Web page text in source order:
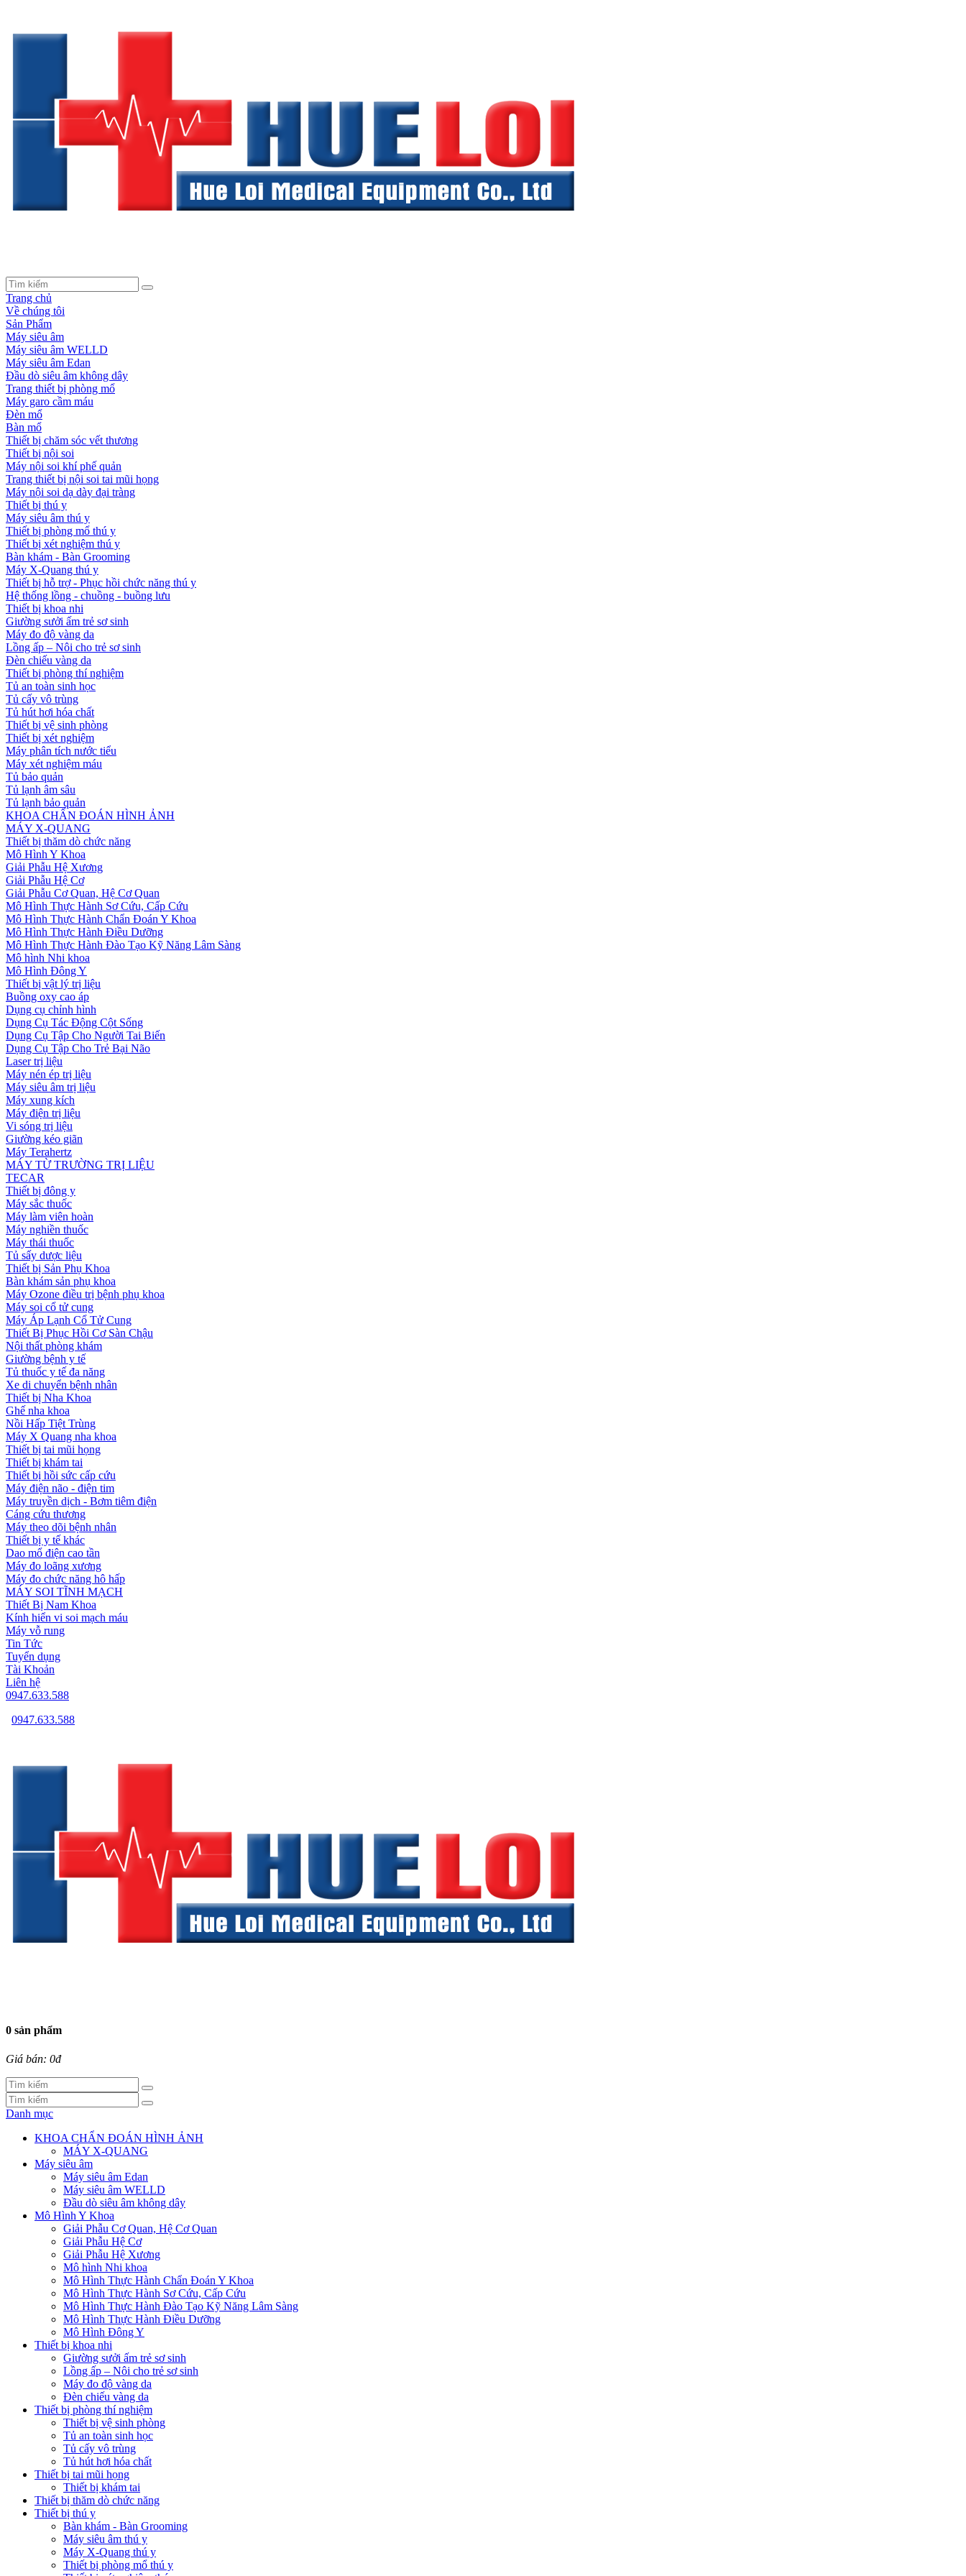
Trang chủ
Về chúng tôi
Sản Phẩm
Máy siêu âm
Máy siêu âm WELLD
Máy siêu âm Edan
Đầu dò siêu âm không dây
Trang thiết bị phòng mổ
Máy garo cầm máu
Đèn mổ
Bàn mổ
Thiết bị chăm sóc vết thương
Thiết bị nội soi
Máy nội soi khí phế quản
Trang thiết bị nội soi tai mũi họng
Máy nội soi dạ dày đại tràng
Thiết bị thú y
Máy siêu âm thú y
Thiết bị phòng mổ thú y
Thiết bị xét nghiệm thú y
Bàn khám - Bàn Grooming
Máy X-Quang thú y
Thiết bị hỗ trợ - Phục hồi chức năng thú y
Hệ thống lồng - chuồng - buồng lưu
Thiết bị khoa nhi
Giường sưởi ấm trẻ sơ sinh
Máy đo độ vàng da
Lồng ấp – Nôi cho trẻ sơ sinh
Đèn chiếu vàng da
Thiết bị phòng thí nghiệm
Tủ an toàn sinh học
Tủ cấy vô trùng
Tủ hút hơi hóa chất
Thiết bị vệ sinh phòng
Thiết bị xét nghiệm
Máy phân tích nước tiểu
Máy xét nghiệm máu
Tủ bảo quản
Tủ lạnh âm sâu
Tủ lạnh bảo quản
KHOA CHẨN ĐOÁN HÌNH ẢNH
MÁY X-QUANG
Thiết bị thăm dò chức năng
Mô Hình Y Khoa
Giải Phẫu Hệ Xương
Giải Phẫu Hệ Cơ
Giải Phẫu Cơ Quan, Hệ Cơ Quan
Mô Hình Thực Hành Sơ Cứu, Cấp Cứu
Mô Hình Thực Hành Chẩn Đoán Y Khoa
Mô Hình Thực Hành Điều Dưỡng
Mô Hình Thực Hành Đào Tạo Kỹ Năng Lâm Sàng
Mô hình Nhi khoa
Mô Hình Đông Y
Thiết bị vật lý trị liệu
Buồng oxy cao áp
Dụng cụ chỉnh hình
Dụng Cụ Tác Động Cột Sống
Dụng Cụ Tập Cho Người Tai Biến
Dụng Cụ Tập Cho Trẻ Bại Não
Laser trị liệu
Máy nén ép trị liệu
Máy siêu âm trị liệu
Máy xung kích
Máy điện trị liệu
Vi sóng trị liệu
Giường kéo giãn
Máy Terahertz
MÁY TỪ TRƯỜNG TRỊ LIỆU
TECAR
Thiết bị đông y
Máy sắc thuốc
Máy làm viên hoàn
Máy nghiền thuốc
Máy thái thuốc
Tủ sấy dược liệu
Thiết bị Sản Phụ Khoa
Bàn khám sản phụ khoa
Máy Ozone điều trị bệnh phụ khoa
Máy soi cổ tử cung
Máy Áp Lạnh Cổ Tử Cung
Thiết Bị Phục Hồi Cơ Sàn Chậu
Nội thất phòng khám
Giường bệnh y tế
Tủ thuốc y tế đa năng
Xe di chuyển bệnh nhân
Thiết bị Nha Khoa
Ghế nha khoa
Nồi Hấp Tiệt Trùng
Máy X Quang nha khoa
Thiết bị tai mũi họng
Thiết bị khám tai
Thiết bị hồi sức cấp cứu
Máy điện não - điện tim
Máy truyền dịch - Bơm tiêm điện
Cáng cứu thương
Máy theo dõi bệnh nhân
Thiết bị y tế khác
Dao mổ điện cao tần
Máy đo loãng xương
Máy đo chức năng hô hấp
MÁY SOI TĨNH MẠCH
Thiết Bị Nam Khoa
Kính hiển vi soi mạch máu
Máy vỗ rung
Tin Tức
Tuyển dụng
Tài Khoản
Liên hệ
0947.633.588
0947.633.588
0 sản phẩm
Giá bán: 0đ
Danh mục
KHOA CHẨN ĐOÁN HÌNH ẢNH
MÁY X-QUANG
Máy siêu âm
Máy siêu âm Edan
Máy siêu âm WELLD
Đầu dò siêu âm không dây
Mô Hình Y Khoa
Giải Phẫu Cơ Quan, Hệ Cơ Quan
Giải Phẫu Hệ Cơ
Giải Phẫu Hệ Xương
Mô hình Nhi khoa
Mô Hình Thực Hành Chẩn Đoán Y Khoa
Mô Hình Thực Hành Sơ Cứu, Cấp Cứu
Mô Hình Thực Hành Đào Tạo Kỹ Năng Lâm Sàng
Mô Hình Thực Hành Điều Dưỡng
Mô Hình Đông Y
Thiết bị khoa nhi
Giường sưởi ấm trẻ sơ sinh
Lồng ấp – Nôi cho trẻ sơ sinh
Máy đo độ vàng da
Đèn chiếu vàng da
Thiết bị phòng thí nghiệm
Thiết bị vệ sinh phòng
Tủ an toàn sinh học
Tủ cấy vô trùng
Tủ hút hơi hóa chất
Thiết bị tai mũi họng
Thiết bị khám tai
Thiết bị thăm dò chức năng
Thiết bị thú y
Bàn khám - Bàn Grooming
Máy siêu âm thú y
Máy X-Quang thú y
Thiết bị phòng mổ thú y